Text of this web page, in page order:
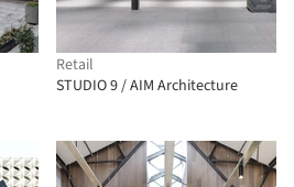
Retail
STUDIO 9 / AIM Architecture